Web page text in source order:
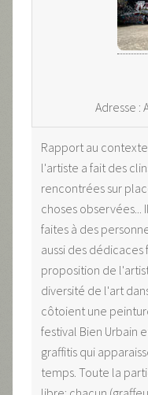
Adresse :
Rapport au
l'artiste a fait des
rencontrées sur
choses observées...
faites à des
aussi des dédicaces
proposition de
diversité de l'art
côtoient une
festival Bien Urbain
graffitis qui
temps. Toute la